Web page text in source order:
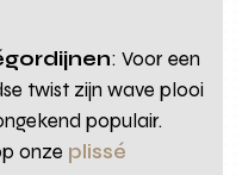
: Voor een
twist zijn wave plooi
populair.
onze plissé